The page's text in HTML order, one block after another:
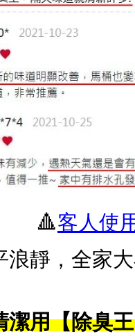
🔺客人使
浪靜，全家
潔用【除臭